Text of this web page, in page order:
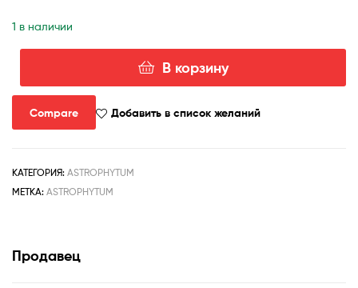
1 в наличии
товара
astrophytum
ornatum
В корзину
Compare Добавить в список желаний
КАТЕГОРИЯ: ASTROPHYTUM
МЕТКА: ASTROPHYTUM
Продавец